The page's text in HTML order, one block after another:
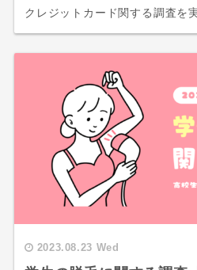
クレジットカード関する調査を
2023.08.23 Wed